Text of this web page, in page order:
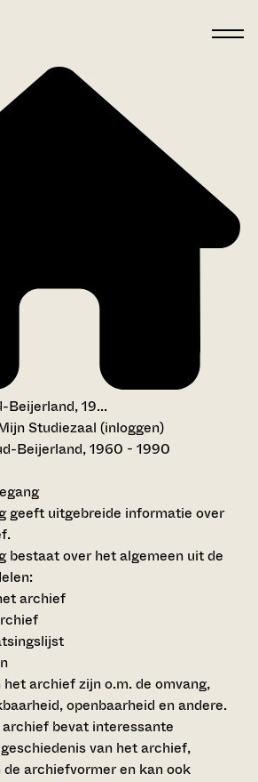
Beijerland, 19...
Studiezaal (inloggen)
Beijerland, 1960 - 1990
geeft uitgebreide informatie over
bestaat over het algemeen uit de
archief
archief zijn o.m. de omvang,
openbaarheid en andere.
bevat interessante
van het archief,
archiefvormer en kan ook